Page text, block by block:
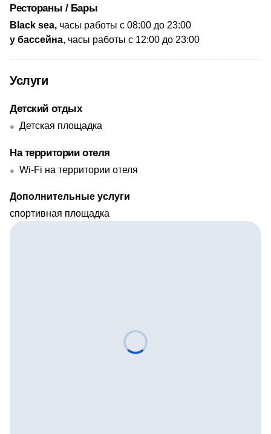
Рестораны / Бары
​Black sea, часы работы с 08:00 до 23:00
у бассейна, часы работы с 12:00 до 23:00
Услуги
Детский отдых
Детская площадка
На территории отеля
Wi-Fi на территории отеля
Дополнительные услуги
спортивная площадка